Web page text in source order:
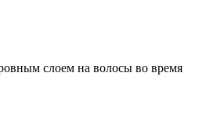
слоем на волосы во время